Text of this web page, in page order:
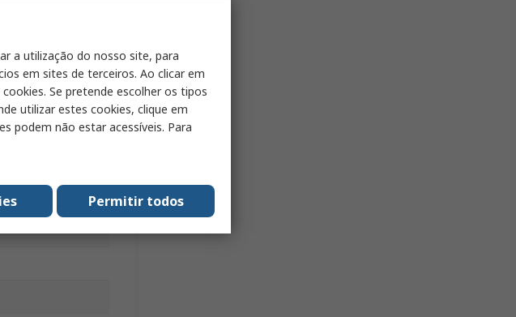
a utilização do nosso site, para
em sites de terceiros. Ao clicar em
Se pretende escolher os tipos
utilizar estes cookies, clique em
podem não estar acessíveis. Para
Permitir todos